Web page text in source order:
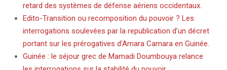
retard des systèmes de défense aériens occidentaux.
Edito-Transition ou recomposition du pouvoir ? Les
interrogations soulevées par la republication d’un décret
portant sur les prérogatives d’Amara Camara en Guinée.
Guinée : le séjour grec de Mamadi Doumbouya relance